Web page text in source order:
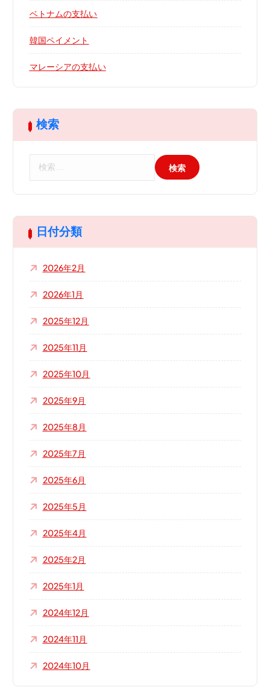
ベトナムの支払い
韓国ペイメント
マレーシアの支払い
検索
日付分類
2026年2月
2026年1月
2025年12月
2025年11月
2025年10月
2025年9月
2025年8月
2025年7月
2025年6月
2025年5月
2025年4月
2025年2月
2025年1月
2024年12月
2024年11月
2024年10月